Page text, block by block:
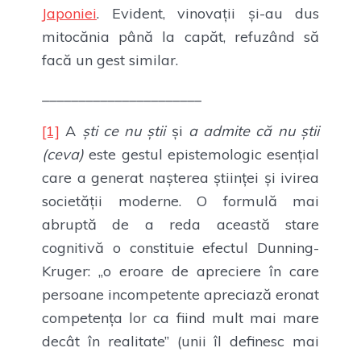
Japoniei. Evident, vinovații și-au dus
mitocănia până la capăt, refuzând să
facă un gest similar.
[1] A ști ce nu știiși a admite că nu știi
(ceva) este gestul epistemologic esențial
care a generat nașterea științei și ivirea
societății moderne. O formulă mai
abruptă de a reda această stare
cognitivă o constituie efectul Dunning-
Kruger: „o eroare de apreciere în care
persoane incompetente apreciază eronat
competența lor ca fiind mult mai mare
decât în realitate” (unii îl definesc mai